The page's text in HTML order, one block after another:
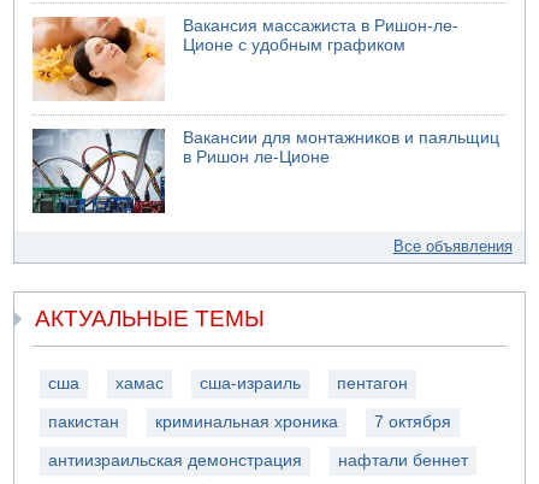
Вакансия массажиста в Ришон-ле-
Ционе с удобным графиком
Вакансии для монтажников и паяльщиц
в Ришон ле-Ционе
Все объявления
АКТУАЛЬНЫЕ ТЕМЫ
сша хамас сша-израиль пентагон
пакистан криминальная хроника 7 октября
антиизраильская демонстрация нафтали беннет